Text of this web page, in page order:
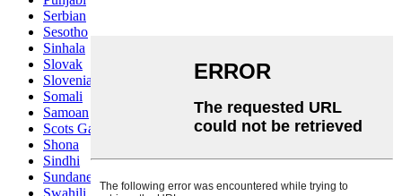
Serbian
Sesotho
Sinhala
Slovak
Slovenian
Somali
Samoan
Scots Gaelic
Shona
Sindhi
Sundanese